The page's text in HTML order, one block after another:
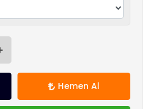
Hemen Al